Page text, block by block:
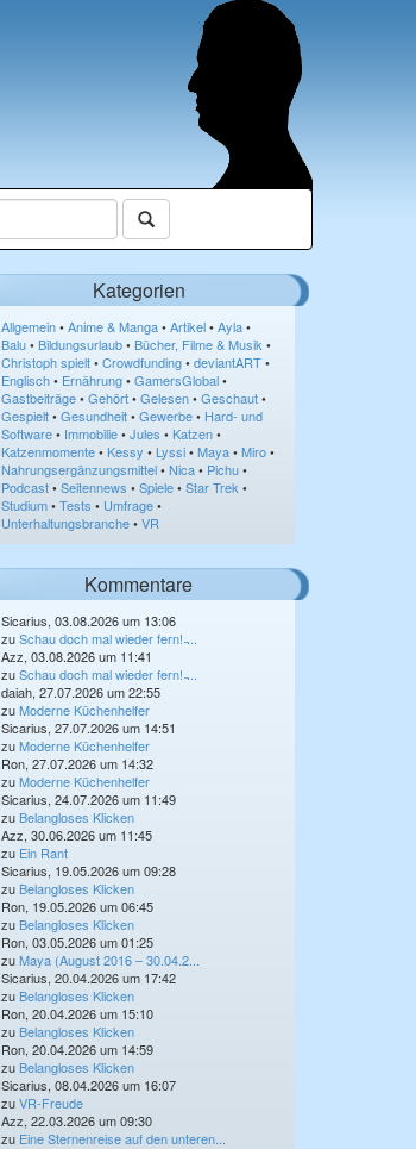
Kategorien
Allgemein • Anime & Manga • Artikel • Ayla •
Balu • Bildungsurlaub • Bücher, Filme & Musik •
Christoph spielt • Crowdfunding • deviantART •
Englisch • Ernährung • GamersGlobal •
Gastbeiträge • Gehört • Gelesen • Geschaut •
Gespielt • Gesundheit • Gewerbe • Hard- und
Software • Immobilie • Jules • Katzen •
Katzenmomente • Kessy • Lyssi • Maya • Miro •
Nahrungsergänzungsmittel • Nica • Pichu •
Podcast • Seitennews • Spiele • Star Trek •
Studium • Tests • Umfrage •
Unterhaltungsbranche • VR
Kommentare
Sicarius, 03.08.2026 um 13:06
zuSchau doch mal wieder fern! ̵...
Azz, 03.08.2026 um 11:41
zuSchau doch mal wieder fern! ̵...
daiah, 27.07.2026 um 22:55
zuModerne Küchenhelfer
Sicarius, 27.07.2026 um 14:51
zuModerne Küchenhelfer
Ron, 27.07.2026 um 14:32
zuModerne Küchenhelfer
Sicarius, 24.07.2026 um 11:49
zu Belangloses Klicken
Azz, 30.06.2026 um 11:45
zu Ein Rant
Sicarius, 19.05.2026 um 09:28
zu Belangloses Klicken
Ron, 19.05.2026 um 06:45
zu Belangloses Klicken
Ron, 03.05.2026 um 01:25
zuMaya (August 2016 – 30.04.2...
Sicarius, 20.04.2026 um 17:42
zu Belangloses Klicken
Ron, 20.04.2026 um 15:10
zu Belangloses Klicken
Ron, 20.04.2026 um 14:59
zu Belangloses Klicken
Sicarius, 08.04.2026 um 16:07
zuVR-Freude
Azz, 22.03.2026 um 09:30
zu Eine Sternenreise auf den unteren...